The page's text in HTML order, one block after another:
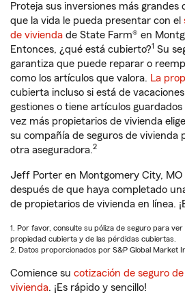
Proteja sus inversiones más grandes
que la vida le pueda presentar con el
de vivienda de State Farm® en
Entonces, ¿qué está cubierto?1 Su
garantiza que puede reparar o
como los artículos que valora. La
cubierta incluso si está de
gestiones o tiene artículos
vez más propietarios de vivienda
su compañía de seguros de vivienda
otra aseguradora.2
Jeff Porter en Montgomery City, MO
después de que haya completado
de propietarios de vivienda en línea.
1. Por favor, consulte su póliza de seguro para
propiedad cubierta y de las pérdidas cubiertas.
2. Datos proporcionados por S&P Global Market
Comience su cotización de seguro
vivienda. ¡Es rápido y sencillo!